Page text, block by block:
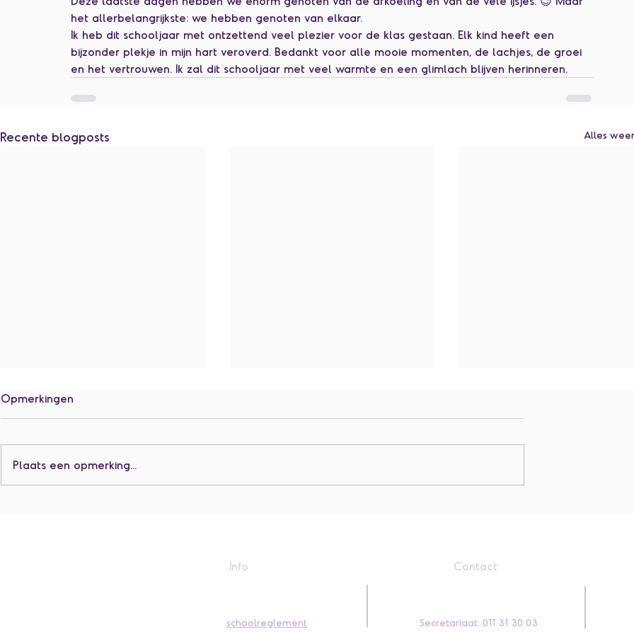
het allerbelangrijkste: we hebben genoten van elkaar.
Ik heb dit schooljaar met ontzettend veel plezier voor de klas gestaan. Elk kind heeft een
bijzonder plekje in mijn hart veroverd. Bedankt voor alle mooie momenten, de lachjes, de groei
en het vertrouwen. Ik zal dit schooljaar met veel warmte en een glimlach blijven herinneren.
Recente blogposts Alles
De zomerklas en K1
Jarigen juli
Opmerkingen
Plaats een opmerking...
Info
schoolreglement
Contact
Secretariaat: 011 31 30 03